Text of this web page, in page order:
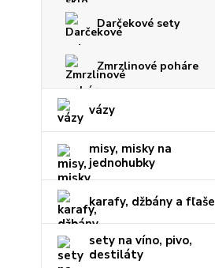
Darčekové sety
Zmrzlinové poháre
vázy
misy, misky na
jednohubky
karafy, džbány a fľaše
sety na víno, pivo,
destiláty